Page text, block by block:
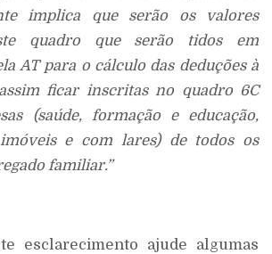
implica que serão os valores
quadro que serão tidos em
AT para o cálculo das deduções à
ficar inscritas no quadro 6C
(saúde, formação e educação,
e com lares) de todos os
familiar.”
esclarecimento ajude algumas